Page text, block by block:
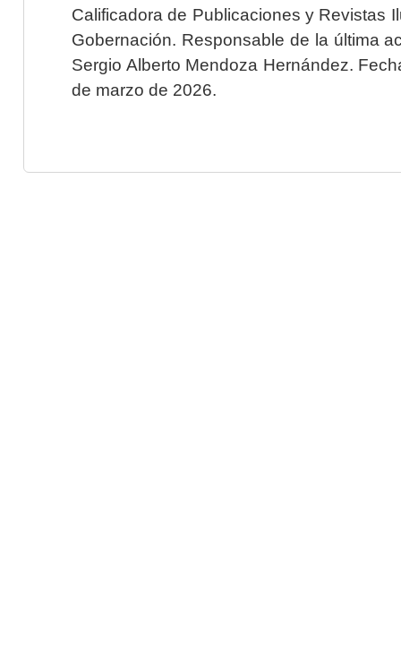
Calificadora de Publicaciones y Revistas
Gobernación. Responsable de la última
Sergio Alberto Mendoza Hernández.
de marzo de 2026.